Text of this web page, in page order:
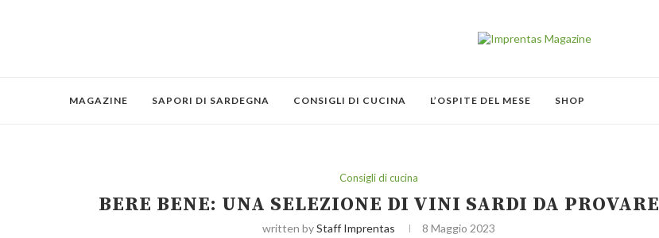
MAGAZINE SAPORI DI SARDEGNA CONSIGLI DI CUCINA L’OSPITE DEL MESE SHOP
Consigli di cucina
BERE BENE: UNA SELEZIONE DI VINI SARDI DA PROVARE
written byStaff Imprentas 8 Maggio 2023